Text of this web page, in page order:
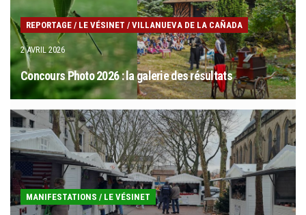
REPORTAGE / LE VÉSINET / VILLANUEVA DE LA CAÑADA
2 AVRIL 2026
Concours Photo 2026 : la galerie des résultats
MANIFESTATIONS / LE VÉSINET